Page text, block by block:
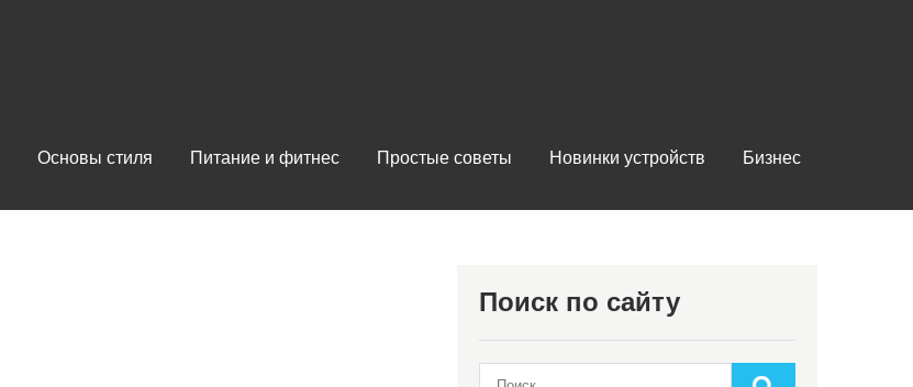
Основы стиля Питание и фитнес Простые советы Новинки устройств Бизнес
Поиск по сайту